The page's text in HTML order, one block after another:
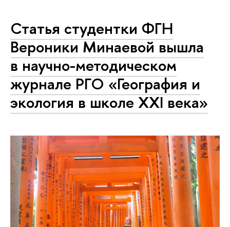
Статья студентки ФГН
Вероники Минаевой вышла
в научно-методическом
журнале РГО «География и
экология в школе XXI века»